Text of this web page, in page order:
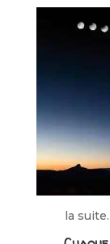
la